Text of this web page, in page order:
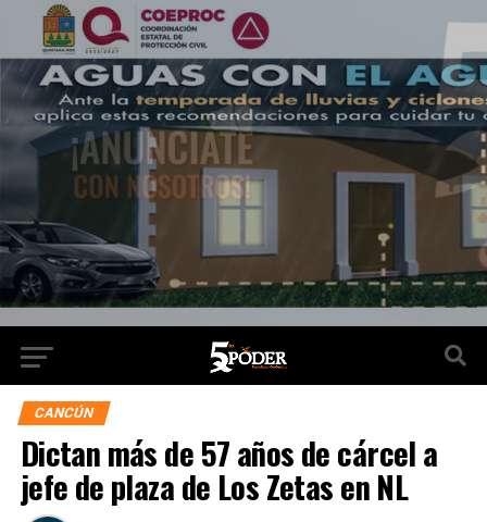
CANCÚN
Dictan más de 57 años de cárcel a
jefe de plaza de Los Zetas en NL